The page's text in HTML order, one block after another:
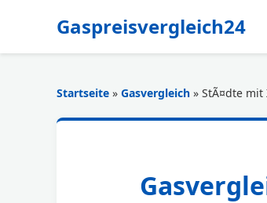
Gaspreisvergleich24
Startseite » Gasvergleich » StÃ¤dte mit